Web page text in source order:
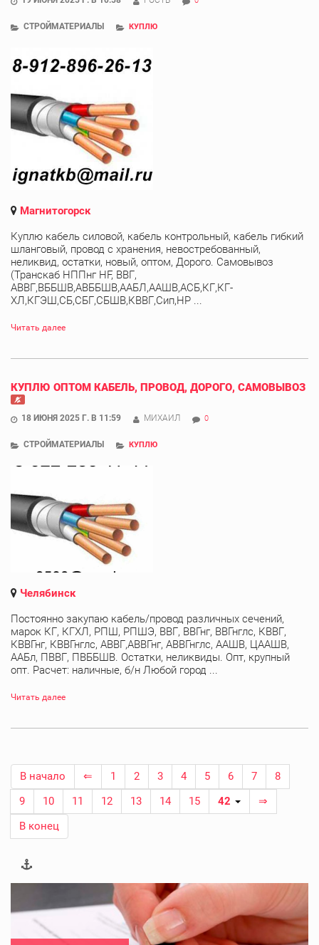
СТРОЙМАТЕРИАЛЫ КУПЛЮ
Магнитогорск
Куплю кабель силовой, кабель контрольный, кабель гибкий
шланговый, провод с хранения, невостребованный,
неликвид, остатки, новый, оптом, Дорого. Самовывоз
(Транскаб НППнг HF, ВВГ,
АВВГ,ВББШВ,АВББШВ,ААБЛ,ААШВ,АСБ,КГ,КГ-
ХЛ,КГЭШ,СБ,СБГ,СБШВ,КВВГ,Сип,НР ...
Читать далее
КУПЛЮ ОПТОМ КАБЕЛЬ, ПРОВОД, ДОРОГО, САМОВЫВОЗ
18 ИЮНЯ 2025 Г. В 11:59 МИХАИЛ 0
СТРОЙМАТЕРИАЛЫ КУПЛЮ
Челябинск
Постоянно закупаю кабель/провод различных сечений,
марок КГ, КГХЛ, РПШ, РПШЭ, ВВГ, ВВГнг, ВВГнглс, КВВГ,
КВВГнг, КВВГнглс, АВВГ,АВВГнг, АВВГнглс, ААШВ, ЦААШВ,
ААБл, ПВВГ, ПВББШВ. Остатки, неликвиды. Опт, крупный
опт. Расчет: наличные, б/н Любой город ...
Читать далее
В начало ⇐ 1 2 3 4 5 6 7
8
9
10 11 12 13 14 15 42
⇒
В конец